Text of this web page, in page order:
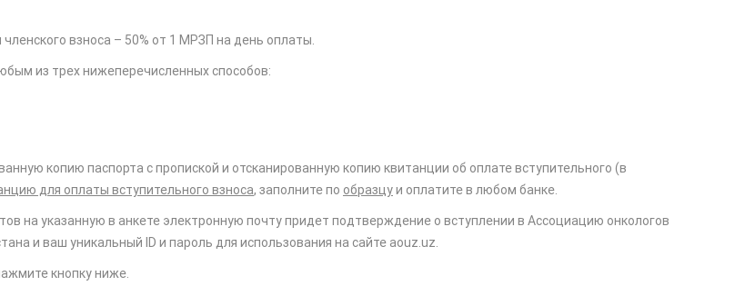
взноса – 50% от 1 МРЗП на день оплаты.
из трех нижеперечисленных способов:
копию паспорта с пропиской и отсканированную копию квитанции об оплате вступительного (в
для оплаты вступительного взноса, заполните по образцуи оплатите в любом банке.
на указанную в анкете электронную почту придет подтверждение о вступлении в Ассоциацию онкологов
и ваш уникальный ID и пароль для использования на сайте aouz.uz.
кнопку ниже.